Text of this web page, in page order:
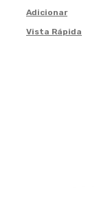
Adicionar
Vista Rápida